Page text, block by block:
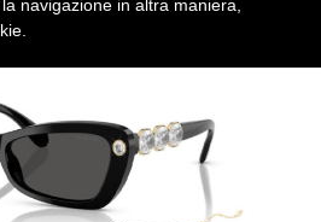
navigazione in altra maniera,